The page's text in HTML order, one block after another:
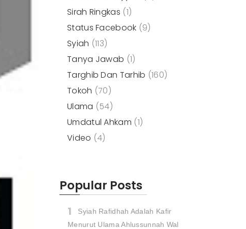
Sirah Ringkas (1)
Status Facebook (9)
Syiah (113)
Tanya Jawab (1)
Targhib Dan Tarhib (160)
Tokoh (70)
Ulama (54)
Umdatul Ahkam (1)
Video (4)
Popular Posts
Syiah Rafidhah Adalah Kafir
Menurut Ulama Ahlussunnah Wal